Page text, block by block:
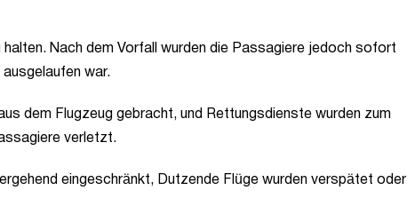
Nach dem Vorfall wurden die Passagiere jedoch sofort
war.
dem Flugzeug gebracht, und Rettungsdienste wurden zum
verletzt.
eingeschränkt, Dutzende Flüge wurden verspätet oder